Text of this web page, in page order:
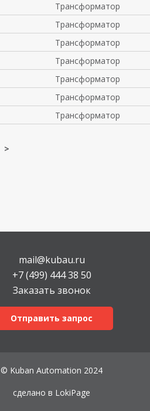
Трансформатор
Трансформатор
Трансформатор
Трансформатор
Трансформатор
Трансформатор
Трансформатор
>
mail@kubau.ru
+7 (499) 444 38 50
Заказать звонок
Отправить запрос
© Kuban Automation 2024
сделано в LokiPage